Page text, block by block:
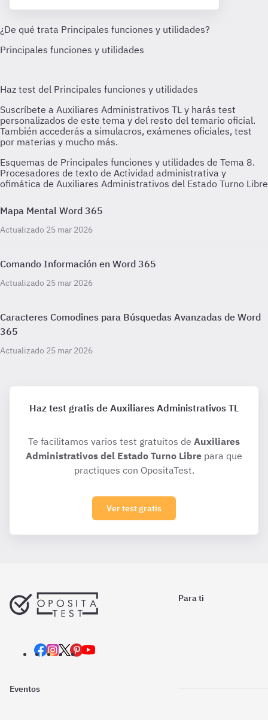
Esquemas de Principales funciones y utilidades de Tema 8.
Procesadores de texto de Actividad administrativa y
ofimática de Auxiliares Administrativos del Estado Turno Libre
Mapa Mental Word 365
Actualizado 25 mar 2026
Comando Información en Word 365
Actualizado 25 mar 2026
Caracteres Comodines para Búsquedas Avanzadas de Word
365
Actualizado 25 mar 2026
Haz test gratis de Auxiliares Administrativos TL
Te facilitamos varios test gratuitos de Auxiliares
Administrativos del Estado Turno Libre para que
practiques con OpositaTest.
Ver test gratis
Para ti
Eventos